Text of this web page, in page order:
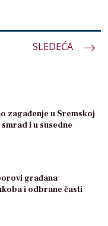
SLEDEĆA
zagađenje u Sremskoj
i u susedne
građana
i odbrane časti